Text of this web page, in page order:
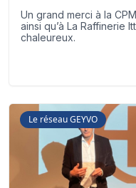
Un grand merci à la
ainsi qu’à La Raffinerie
chaleureux.
Le réseau GEYVO